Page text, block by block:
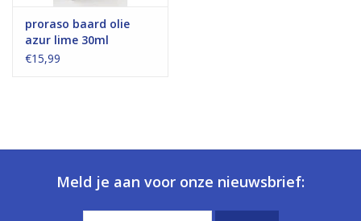
proraso baard olie
azur lime 30ml
€15,99
Meld je aan voor onze nieuwsbrief: